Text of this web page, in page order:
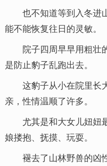
也不知道等到入冬进
能不能恢复往日的灵敏。
院子四周早早用粗壮
是防止豹子乱跑出去。
这豹子从小在院里长
亲，性情温顺了许多。
尤其是和大女儿妞妞
娘搂抱、抚摸、玩耍。
褪去了山林野兽的凶